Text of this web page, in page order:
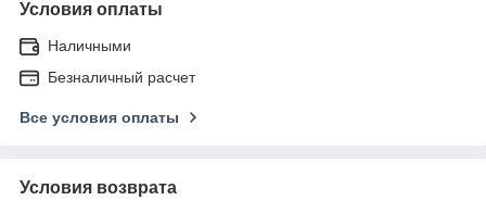
Условия оплаты
Наличными
Безналичный расчет
Все условия оплаты
Условия возврата